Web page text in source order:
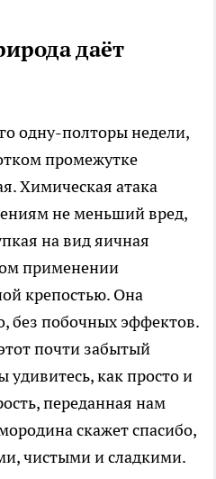
даёт
одну-полторы недели,
промежутке
Химическая атака
не меньший вред,
на вид яичная
применении
крепостью. Она
без побочных эффектов.
почти забытый
удивитесь, как просто и
переданная нам
скажет спасибо,
чистыми и сладкими.